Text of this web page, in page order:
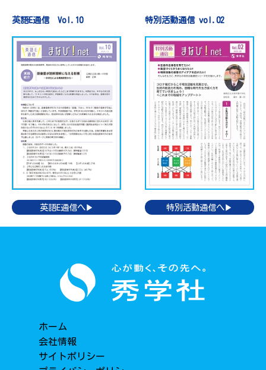
英語E通信 Vol.10
英語E通信へ▶
特別活動通信 vol.02
特別活動通信へ▶
ホーム
会社情報
サイトポリシー